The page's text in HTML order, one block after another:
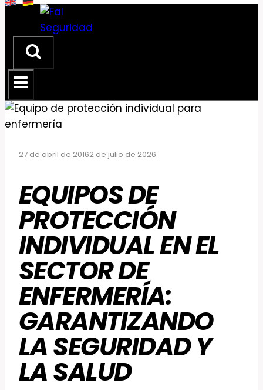
27 de abril de 20162 de julio de 2026
EQUIPOS DE
PROTECCIÓN
INDIVIDUAL EN EL
SECTOR DE
ENFERMERÍA:
GARANTIZANDO
LA SEGURIDAD Y
LA SALUD